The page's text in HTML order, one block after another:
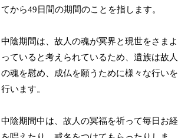
てから49日間の期間のことを指します。
中陰期間は、故人の魂が冥界と現世をさまよ
っていると考えられているため、遺族は故人
の魂を慰め、成仏を願うために様々な行いを
行います。
中陰期間中は、故人の冥福を祈って毎日お経